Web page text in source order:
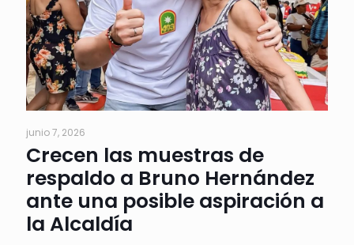
junio 7, 2026
Crecen las muestras de
respaldo a Bruno Hernández
ante una posible aspiración a
la Alcaldía